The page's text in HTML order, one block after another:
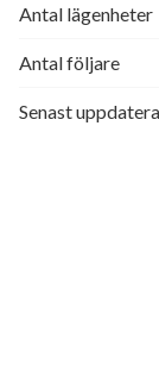
Antal lägenheter
Antal följare
Senast